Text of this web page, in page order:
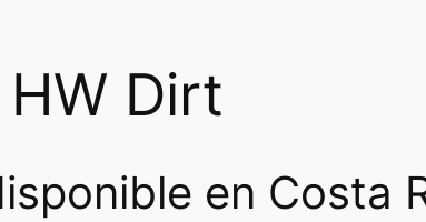
Dirt
en Costa